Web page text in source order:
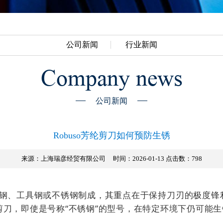
公司新闻 行业新闻
Company news
公司新闻
Robuso芳纶剪刀如何预防生锈
来源：上海瑞彦经贸有限公司 时间：2026-01-13 点击数： 798
、工具钢或不锈钢制成， 其重点在于保持刀刃的极度
，即使是号称“不锈钢”的型号，在特定环境下仍可能